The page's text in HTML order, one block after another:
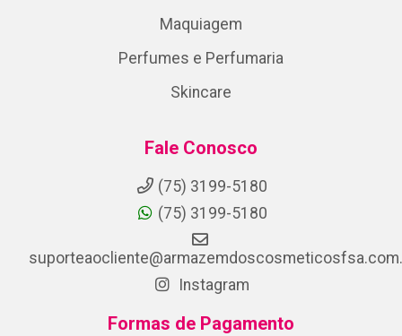
Maquiagem
Perfumes e Perfumaria
Skincare
Fale Conosco
(75) 3199-5180
(75) 3199-5180
Instagram
Formas de Pagamento